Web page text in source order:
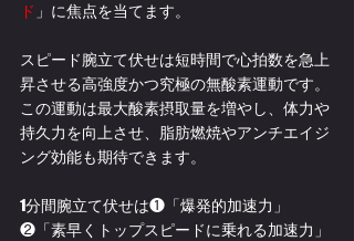
ド 」に焦点を当てます。
スピード腕立て伏せは短時間で心拍数を急上
昇させる高強度かつ究極の無酸素運動です。
この運動は最大酸素摂取量を増やし、体力や
持久力を向上させ、脂肪燃焼やアンチエイジ
ング効能も期待できます。
1分間腕立て伏せは❶「爆発的加速力」
❷「素早くトップスピードに乗れる加速力」